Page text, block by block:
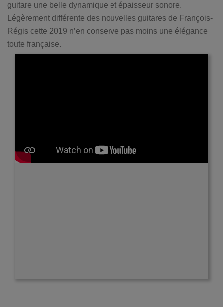
guitare une belle dynamique et épaisseur sonore.
Légèrement différente des nouvelles guitares de François-
Régis cette 2019 n’en conserve pas moins une élégance
toute française.